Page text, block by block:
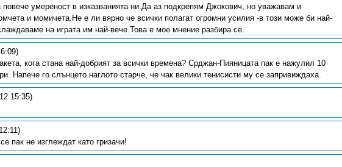
умереност в изказванията ни.Да аз подкрепям Джокович, но уважавам и
и момичета.Не е ли вярно че всички полагат огромни усилия -в този може би най-
на играта им най-вече.Това е мое мнение разбира се.
кога стана най-добрият за всички времена? Срджан-Пияницата пак е нажулил 10
Напече го слънцето наглото старче, че чак велики тенисисти му се запривиждаха.
15:35)
пак не изглеждат като гризачи!